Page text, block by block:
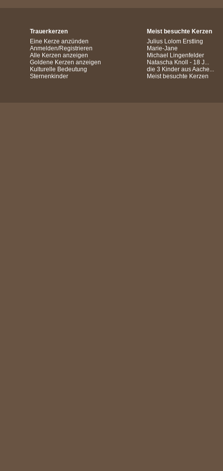
Trauerkerzen
Eine Kerze anzünden
Anmelden/Registrieren
Alle Kerzen anzeigen
Goldene Kerzen anzeigen
Kulturelle Bedeutung
Sternenkinder
Meist besuchte Kerzen
Julius Lolom Erstling
Marie-Jane
Michael Lingenfelder
Natascha Knoll - 18 J...
die 3 Kinder aus Aache...
Meist besuchte Kerzen